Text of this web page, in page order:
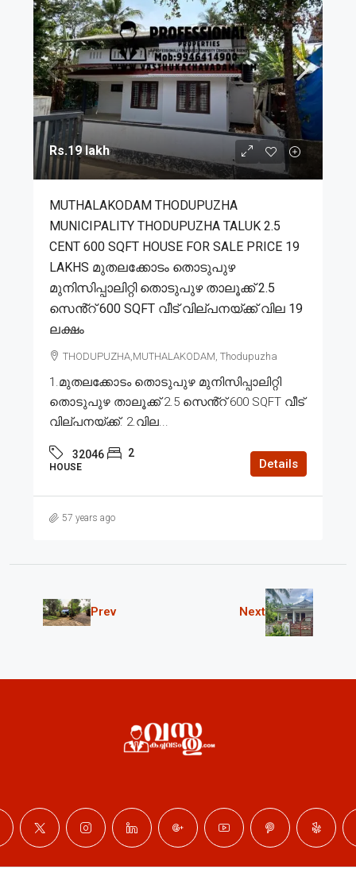
Rs.19 lakh
MUTHALAKODAM THODUPUZHA
MUNICIPALITY THODUPUZHA TALUK 2.5
CENT 600 SQFT HOUSE FOR SALE PRICE 19
LAKHS മുതലക്കോടം തൊടുപുഴ
മുനിസിപ്പാലിറ്റി തൊടുപുഴ താലൂക്ക് 2.5
സെൻ്റ് 600 SQFT വീട് വില്പനയ്ക്ക് വില 19
ലക്ഷം
THODUPUZHA,MUTHALAKODAM, Thodupuzha
1.മുതലക്കോടം തൊടുപുഴ മുനിസിപ്പാലിറ്റി
തൊടുപുഴ താലൂക്ക് 2.5 സെൻ്റ് 600 SQFT വീട്
വില്പനയ്ക്ക്. 2.വില...
32046 2
HOUSE Details
57 years ago
Prev Next